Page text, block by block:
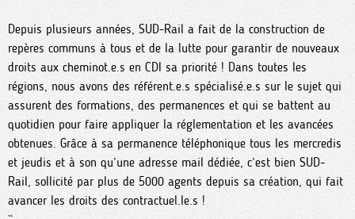
Depuis plusieurs années, SUD-Rail a fait de la construction de
repères communs à tous et de la lutte pour garantir de nouveaux
droits aux cheminot.e.s en CDI sa priorité ! Dans toutes les
régions, nous avons des référent.e.s spécialisé.e.s sur le sujet qui
assurent des formations, des permanences et qui se battent au
quotidien pour faire appliquer la réglementation et les avancées
obtenues. Grâce à sa permanence téléphonique tous les mercredis
et jeudis et à son qu’une adresse mail dédiée, c’est bien SUD-
Rail, sollicité par plus de 5000 agents depuis sa création, qui fait
avancer les droits des contractuel.le.s !